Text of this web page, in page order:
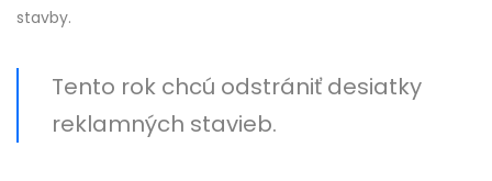
stavby.
Tento rok chcú odstrániť desiatky
reklamných stavieb.